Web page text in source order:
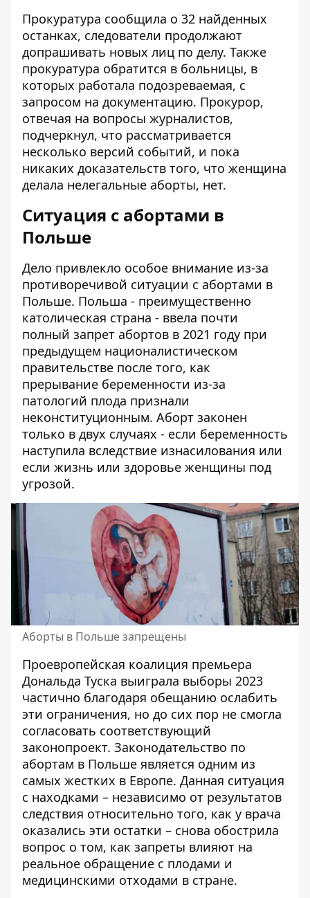
Прокуратура сообщила о 32 найденных
останках, следователи продолжают
допрашивать новых лиц по делу. Также
прокуратура обратится в больницы, в
которых работала подозреваемая, с
запросом на документацию. Прокурор,
отвечая на вопросы журналистов,
подчеркнул, что рассматривается
несколько версий событий, и пока
никаких доказательств того, что женщина
делала нелегальные аборты, нет.
Ситуация с абортами в
Польше
Дело привлекло особое внимание из-за
противоречивой ситуации с абортами в
Польше. Польша - преимущественно
католическая страна - ввела почти
полный запрет абортов в 2021 году при
предыдущем националистическом
правительстве после того, как
прерывание беременности из-за
патологий плода признали
неконституционным. Аборт законен
только в двух случаях - если беременность
наступила вследствие изнасилования или
если жизнь или здоровье женщины под
угрозой.
Аборты в Польше запрещены
Проевропейская коалиция премьера
Дональда Туска выиграла выборы 2023
частично благодаря обещанию ослабить
эти ограничения, но до сих пор не смогла
согласовать соответствующий
законопроект. Законодательство по
абортам в Польше является одним из
самых жестких в Европе. Данная ситуация
с находками – независимо от результатов
следствия относительно того, как у врача
оказались эти остатки – снова обострила
вопрос о том, как запреты влияют на
реальное обращение с плодами и
медицинскими отходами в стране.